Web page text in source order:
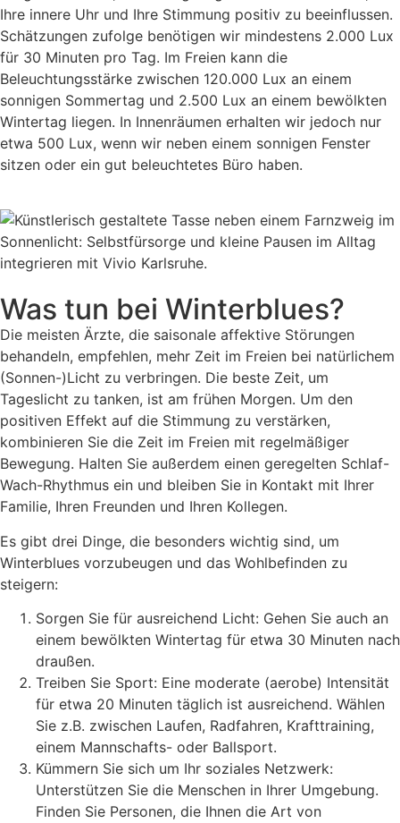
Ihre innere Uhr und Ihre Stimmung positiv zu beeinflussen.
Schätzungen zufolge benötigen wir mindestens 2.000 Lux
für 30 Minuten pro Tag. Im Freien kann die
Beleuchtungsstärke zwischen 120.000 Lux an einem
sonnigen Sommertag und 2.500 Lux an einem bewölkten
Wintertag liegen. In Innenräumen erhalten wir jedoch nur
etwa 500 Lux, wenn wir neben einem sonnigen Fenster
sitzen oder ein gut beleuchtetes Büro haben.
Was tun bei Winterblues?
Die meisten Ärzte, die saisonale affektive Störungen
behandeln, empfehlen, mehr Zeit im Freien bei natürlichem
(Sonnen-)Licht zu verbringen. Die beste Zeit, um
Tageslicht zu tanken, ist am frühen Morgen. Um den
positiven Effekt auf die Stimmung zu verstärken,
kombinieren Sie die Zeit im Freien mit regelmäßiger
Bewegung. Halten Sie außerdem einen geregelten Schlaf-
Wach-Rhythmus ein und bleiben Sie in Kontakt mit Ihrer
Familie, Ihren Freunden und Ihren Kollegen.
Es gibt drei Dinge, die besonders wichtig sind, um
Winterblues vorzubeugen und das Wohlbefinden zu
steigern:
Sorgen Sie für ausreichend Licht: Gehen Sie auch an
einem bewölkten Wintertag für etwa 30 Minuten nach
draußen.
Treiben Sie Sport: Eine moderate (aerobe) Intensität
für etwa 20 Minuten täglich ist ausreichend. Wählen
Sie z.B. zwischen Laufen, Radfahren, Krafttraining,
einem Mannschafts- oder Ballsport.
Kümmern Sie sich um Ihr soziales Netzwerk:
Unterstützen Sie die Menschen in Ihrer Umgebung.
Finden Sie Personen, die Ihnen die Art von